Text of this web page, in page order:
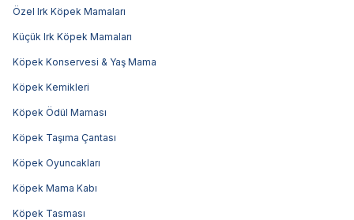
Özel Irk Köpek Mamaları
Küçük Irk Köpek Mamaları
Köpek Konservesi & Yaş Mama
Köpek Kemikleri
Köpek Ödül Maması
Köpek Taşıma Çantası
Köpek Oyuncakları
Köpek Mama Kabı
Köpek Tasması